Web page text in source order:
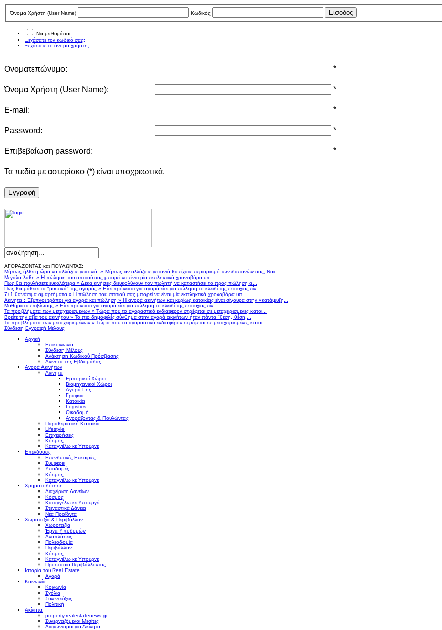
Όνομα Χρήστη (User Νame) Κωδικός
Να με θυμάσαι
Ξεχάσατε τον κωδικό σας;
Ξεχάσατε το όνομα χρήστη;
Ονοματεπώνυμο: *
Όνομα Χρήστη (User Νame): *
E-mail: *
Password: *
Επιβεβαίωση password: *
Τα πεδία με αστερίσκο (*) είναι υποχρεωτικά.
Eγγραφή
ΑΓΟΡΑΖΟΝΤΑΣ και ΠΟΥΛΩΝΤΑΣ:
Μήπως ήλθε η ώρα να αλλάξετε γειτονιά; » Μήπως αν αλλάζατε γειτονιά θα είχατε περιορισμό των δαπανών σας; Ναι...
Μεγάλα λάθη » Η πώληση του σπιτιού σας μπορεί να είναι μία εκπληκτικά χρονοβόρα υπ...
Πως θα πουλήσετε ευκολότερα » Δέκα κινήσεις διευκολύνουν τον πωλητή να καταστήσει το προς πώληση α...
Πως θα μάθετε τα "μυστικά" της αγοράς » Είτε πρόκειται για αγορά είτε για πώληση το κλειδί της επιτυχίας είν...
7+1 θανάσιμα αμαρτήματα » Η πώληση του σπιτιού σας μπορεί να είναι μία εκπληκτικά χρονοβόρα υπ...
Ακινητα : Έξυπνοι τρόποι για αγορά και πώληση » Η αγορά ακινήτων και κυρίως κατοικίας είναι σίγουρα στην «κατάψυξη...
Μαθήματα επιβίωσης » Είτε πρόκειται για αγορά είτε για πώληση το κλειδί της επιτυχίας είν...
Τα προβλήματα των μεταχειρισμένων » Τώρα που το αγοραστικό ενδιαφέρον στρέφεται σε μεταχειρισμένες κατοι...
Βρείτε την αξία του ακινήτου » Το πιο δημοφιλές σύνθημα στην αγορά ακινήτων ήταν πάντα "θέση, θέση,...
Τα προβλήματα των μεταχειρισμένων » Τώρα που το αγοραστικό ενδιαφέρον στρέφεται σε μεταχειρισμένες κατοι...
Σύνδεση Εγγραφή Μέλους
Αρχική
Επικοινωνία
Σύνδεση Μέλους
Ανάκτηση Κωδικού Πρόσβασης
Ακίνητα της Εβδομάδας
Αγορά Ακινήτων
Ακίνητα
Εμπορικοί Χώροι
Βιομηχανικοί Χώροι
Αγορά Γης
Γραφεια
Κατοικία
Logistics
Οικοδομή
Αγοράζοντας & Πουλώντας
Παραθεριστική Κατοικία
Lifestyle
Επιχειρήσεις
Κόσμος
Καταγγέλω κε Υπουργέ
Επενδύσεις
Επενδυτικές Ευκαιρίες
Συμφέρει
Υποδομές
Κόσμος
Καταγγέλω κε Υπουργέ
Χρηματοδότηση
Διαχείριση Δανείων
Κόσμος
Καταγγέλω κε Υπουργέ
Στεγαστικά Δάνεια
Νέα Προϊόντα
Χωροταξία & Περιβάλλον
Χωροταξία
Έργα Υποδομών
Αναπλάσεις
Πολεοδομία
Περιβάλλον
Κόσμος
Καταγγέλω κε Υπουργέ
Προστασία Περιβάλλοντος
Ιστορία του Real Estate
Αγορά
Κοινωνία
Κοινωνία
Σχόλια
Συνεντεύξεις
Πολιτική
Ακίνητα
property.realestatenews.gr
Συνεργαζόμενοι Μεσίτες
Διαγωνισμοί για Ακίνητα